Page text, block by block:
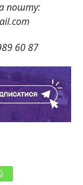
пошту:
60 87